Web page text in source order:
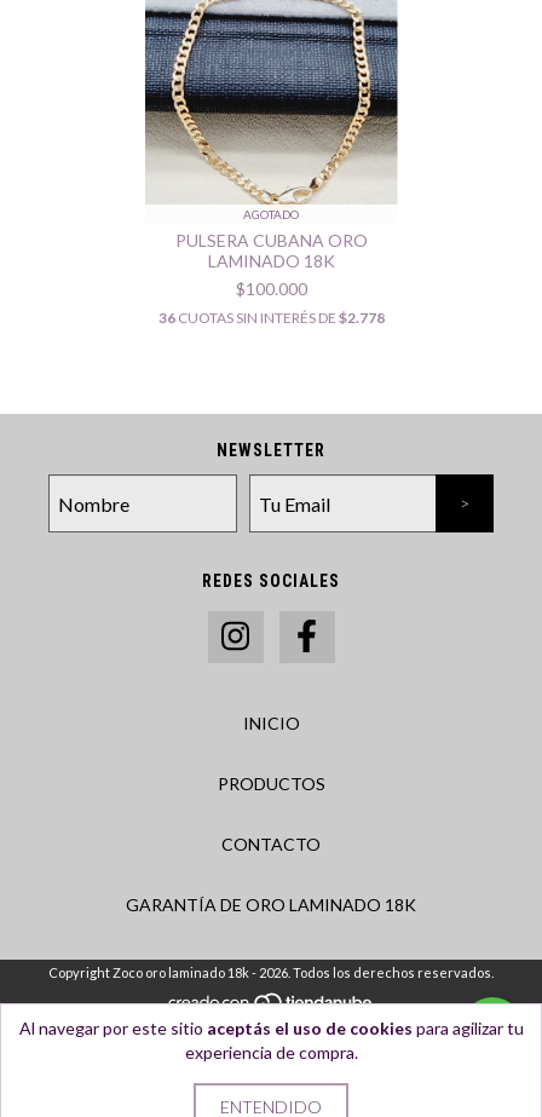
Al navegar por este sitio aceptás el uso de cookies para agilizar tu
experiencia de compra.
ENTENDIDO
AGOTADO
PULSERA CUBANA ORO
LAMINADO 18K
$100.000
36CUOTAS SIN INTERÉS DE $2.778
NEWSLETTER
REDES SOCIALES
INICIO
PRODUCTOS
CONTACTO
GARANTÍA DE ORO LAMINADO 18K
Copyright Zoco oro laminado 18k - 2026. Todos los derechos reservados.